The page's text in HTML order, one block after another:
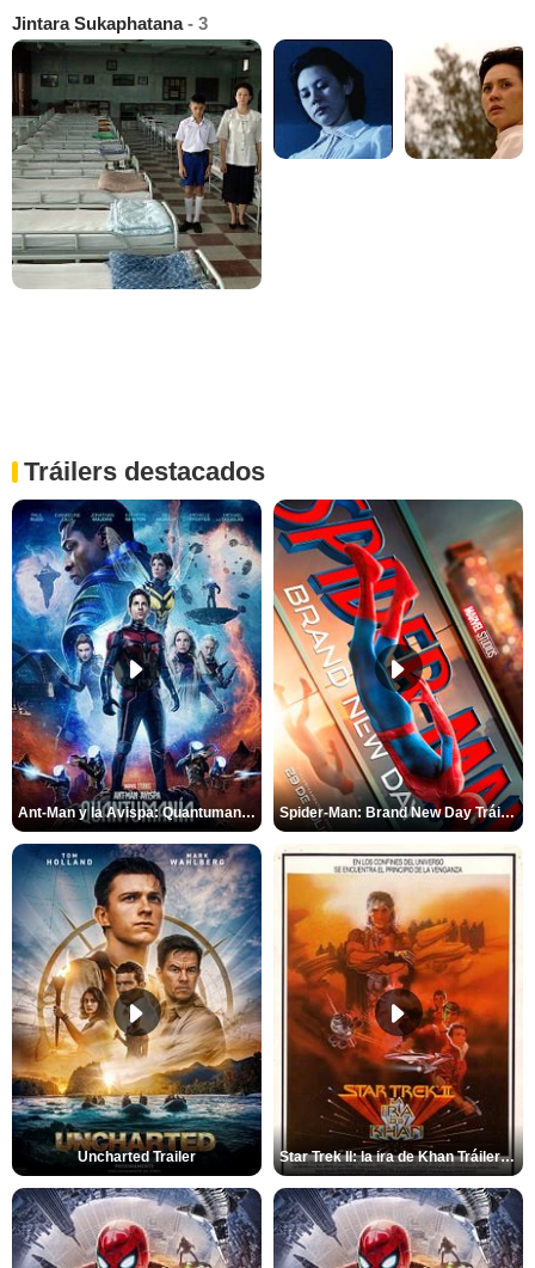
Jintara Sukaphatana- 3
Tráilers destacados
Ant-Man y la Avispa: Quantumanía Tráiler (2) Spider-Man: Brand New Day Tráiler (3)
Uncharted Trailer Star Trek II: la ira de Khan Tráiler VO